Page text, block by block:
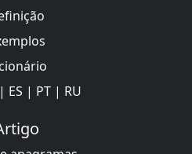
| ES | PT | RU